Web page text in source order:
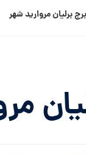
برج برلیان مروارید شهر